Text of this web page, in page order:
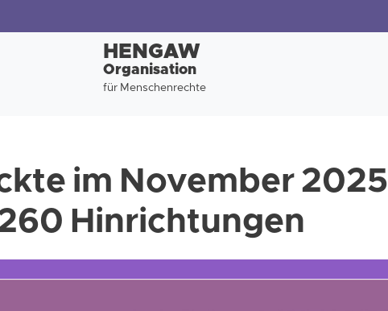
HENGAW
Organisation
für Menschenrechte
im November 2025
Hinrichtungen